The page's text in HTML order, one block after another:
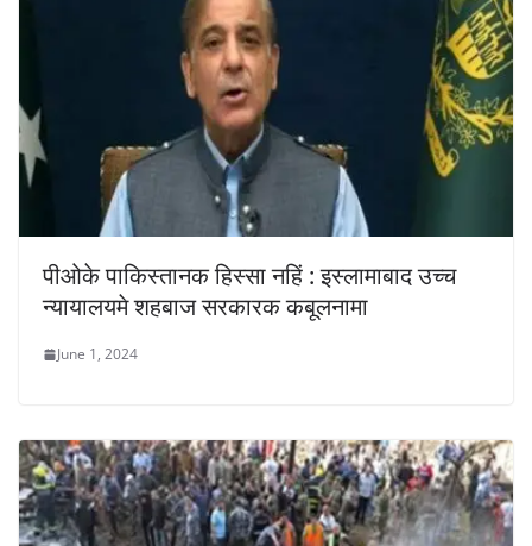
पीओके पाकिस्तानक हिस्सा नहिं : इस्लामाबाद उच्च
न्यायालयमे शहबाज सरकारक कबूलनामा
June 1, 2024